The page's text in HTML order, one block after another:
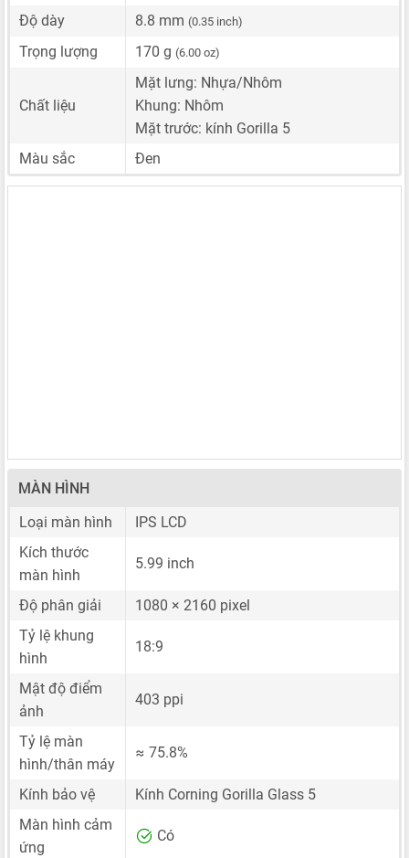
Độ dày 8.8 mm (0.35 inch)
Trọng lượng 170 g (6.00 oz)
Chất liệu
Mặt lưng: Nhựa/Nhôm
Khung: Nhôm
Mặt trước: kính Gorilla 5
Màu sắc
Đen
MÀN HÌNH
Loại màn hình
IPS LCD
Kích thước
màn hình
5.99 inch
Độ phân giải
1080 × 2160 pixel
Tỷ lệ khung
hình
18:9
Mật độ điểm
ảnh
403 ppi
Tỷ lệ màn
hình/thân máy
≈ 75.8%
Kính bảo vệ
Kính Corning Gorilla Glass 5
Màn hình cảm
ứng
Có